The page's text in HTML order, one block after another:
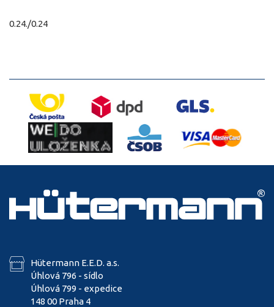
0.24./0.24
Hütermann E.E.D. a.s.
Úhlová 796 - sídlo
Úhlová 799 - expedice
148 00 Praha 4